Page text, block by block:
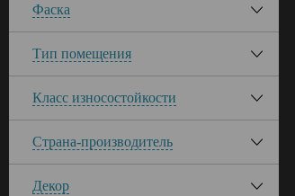
Фаска
Тип помещения
Класс износостойкости
Страна-производитель
Декор